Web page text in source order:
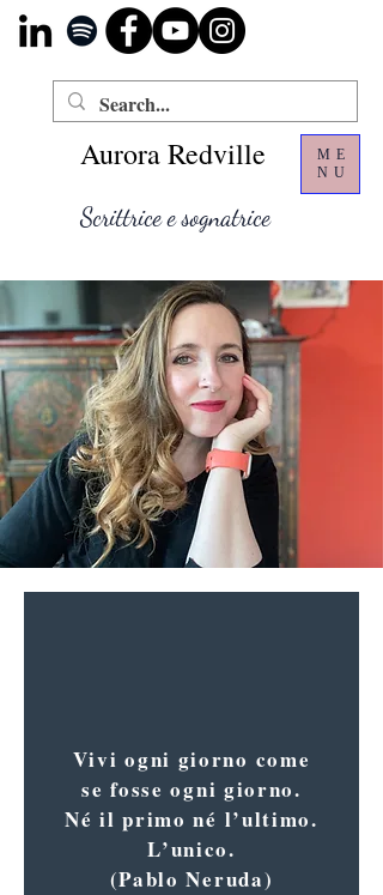
ME
NU
Scrittrice e sognatrice
Aurora Redville
Vivi ogni giorno come
se fosse ogni giorno.
Né il primo né l’ultimo.
L’unico.
(Pablo Neruda)